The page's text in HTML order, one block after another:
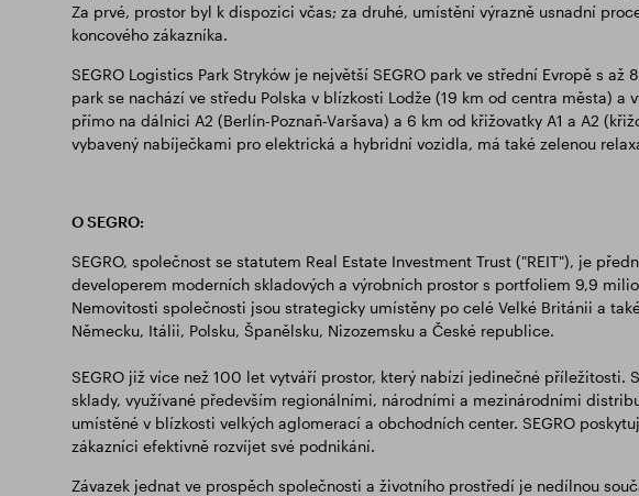
Za prvé, prostor byl k dispozici včas; za druhé, umístění výrazně usnadní
koncového zákazníka.
SEGRO Logistics Park Stryków je největší SEGRO park ve střední Evropě s
park se nachází ve středu Polska v blízkosti Lodže (19 km od centra města) a
přímo na dálnici A2 (Berlín-Poznaň-Varšava) a 6 km od křižovatky A1 a A2
vybavený nabíječkami pro elektrická a hybridní vozidla, má také zelenou
O SEGRO:
SEGRO, společnost se statutem Real Estate Investment Trust ("REIT"), je
developerem moderních skladových a výrobních prostor s portfoliem 9,9
Nemovitosti společnosti jsou strategicky umístěny po celé Velké Británii a
Německu, Itálii, Polsku, Španělsku, Nizozemsku a České republice.
SEGRO již více než 100 let vytváří prostor, který nabízí jedinečné příležitosti.
sklady, využívané především regionálními, národními a mezinárodními
umístěné v blízkosti velkých aglomerací a obchodních center. SEGRO
zákazníci efektivně rozvíjet své podnikání.
Závazek jednat ve prospěch společnosti a životního prostředí je nedílnou